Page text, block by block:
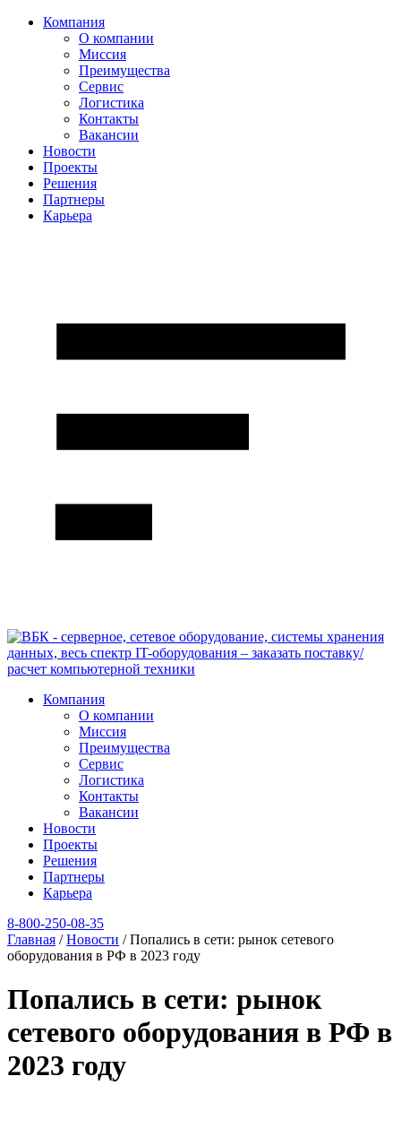
Компания
О компании
Миссия
Преимущества
Сервис
Логистика
Контакты
Вакансии
Новости
Проекты
Решения
Партнеры
Карьера
Компания
О компании
Миссия
Преимущества
Сервис
Логистика
Контакты
Вакансии
Новости
Проекты
Решения
Партнеры
Карьера
8‑800‑250‑08‑35
Главная /Новости /Попались в сети: рынок сетевого
оборудования в РФ в 2023 году
Попались в сети: рынок
сетевого оборудования в РФ в
2023 году